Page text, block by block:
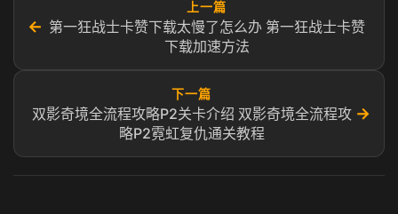
←
上一篇
第一狂战士卡赞下载太慢了怎么办 第一狂战士卡赞
下载加速方法
下一篇
双影奇境全流程攻略P2关卡介绍 双影奇境全流程攻
略P2霓虹复仇通关教程
→